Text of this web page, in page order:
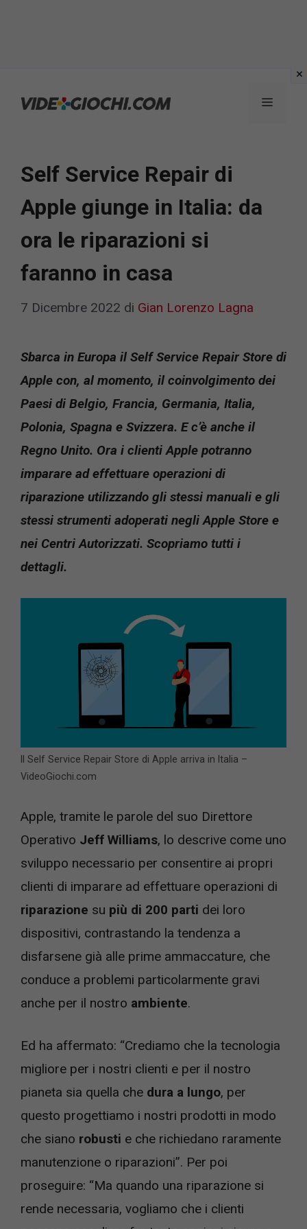
Menu
Self Service Repair di
Apple giunge in Italia: da
ora le riparazioni si
faranno in casa
7 Dicembre 2022 di Gian Lorenzo Lagna
Sbarca in Europa il Self Service Repair Store di
Apple con, al momento, il coinvolgimento dei
Paesi di Belgio, Francia, Germania, Italia,
Polonia, Spagna e Svizzera. E c’è anche il
Regno Unito. Ora i clienti Apple potranno
imparare ad effettuare operazioni di
riparazione utilizzando gli stessi manuali e gli
stessi strumenti adoperati negli Apple Store e
nei Centri Autorizzati. Scopriamo tutti i
dettagli.
Il Self Service Repair Store di Apple arriva in Italia –
VideoGiochi.com
Apple, tramite le parole del suo Direttore
Operativo Jeff Williams, lo descrive come uno
sviluppo necessario per consentire ai propri
clienti di imparare ad effettuare operazioni di
riparazione su più di 200 parti dei loro
dispositivi, contrastando la tendenza a
disfarsene già alle prime ammaccature, che
conduce a problemi particolarmente gravi
anche per il nostro ambiente.
Ed ha affermato: “Crediamo che la tecnologia
migliore per i nostri clienti e per il nostro
pianeta sia quella che dura a lungo, per
questo progettiamo i nostri prodotti in modo
che siano robusti e che richiedano raramente
manutenzione o riparazioni”. Per poi
proseguire: “Ma quando una riparazione si
rende necessaria, vogliamo che i clienti